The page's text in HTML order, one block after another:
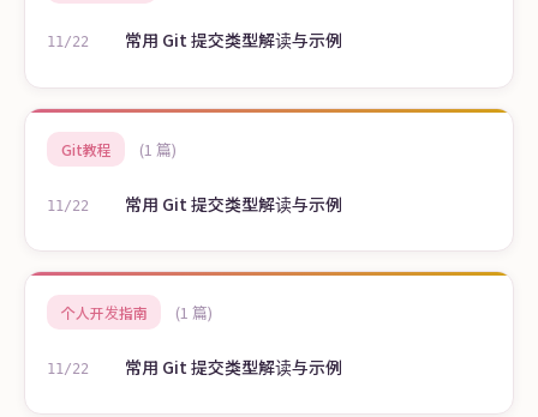
11/22 常用 Git 提交类型解读与示例
Git教程 (1 篇)
11/22 常用 Git 提交类型解读与示例
个人开发指南 (1 篇)
11/22 常用 Git 提交类型解读与示例